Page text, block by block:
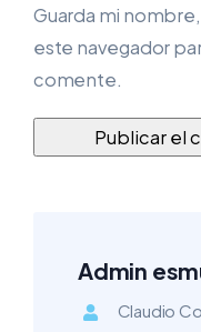
Guarda mi
este navegador
comente.
Admin
Claudio